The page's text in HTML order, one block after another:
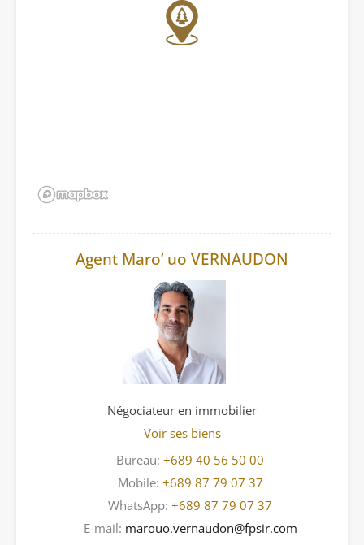
Agent Maro’ uo VERNAUDON
Négociateur en immobilier
Voir ses biens
Bureau: +689 40 56 50 00
Mobile: +689 87 79 07 37
WhatsApp: +689 87 79 07 37
E-mail: marouo.vernaudon@fpsir.com